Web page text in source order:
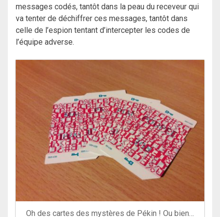
messages codés, tantôt dans la peau du receveur qui
va tenter de déchiffrer ces messages, tantôt dans
celle de l’espion tentant d’intercepter les codes de
l’équipe adverse.
Oh des cartes des mystères de Pékin ! Ou bien…